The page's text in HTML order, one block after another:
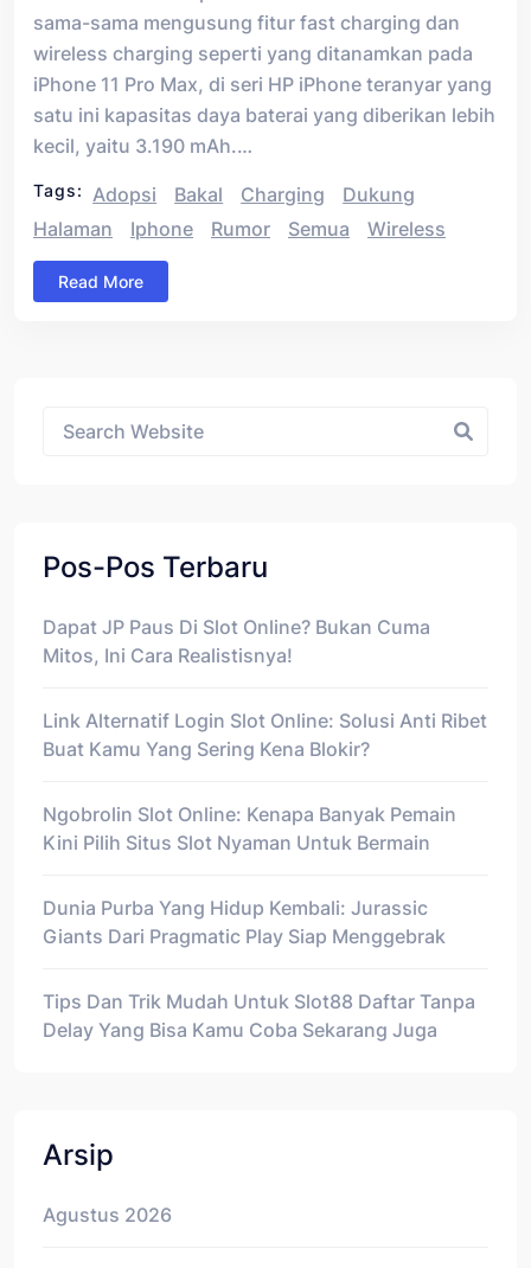
sama-sama mengusung fitur fast charging dan
wireless charging seperti yang ditanamkan pada
iPhone 11 Pro Max, di seri HP iPhone teranyar yang
satu ini kapasitas daya baterai yang diberikan lebih
kecil, yaitu 3.190 mAh.…
Tags: Adopsi Bakal Charging
Dukung
Halaman
Iphone Rumor Semua Wireless
Read More
Pos-Pos Terbaru
Dapat JP Paus Di Slot Online? Bukan Cuma
Mitos, Ini Cara Realistisnya!
Link Alternatif Login Slot Online: Solusi Anti Ribet
Buat Kamu Yang Sering Kena Blokir?
Ngobrolin Slot Online: Kenapa Banyak Pemain
Kini Pilih Situs Slot Nyaman Untuk Bermain
Dunia Purba Yang Hidup Kembali: Jurassic
Giants Dari Pragmatic Play Siap Menggebrak
Tips Dan Trik Mudah Untuk Slot88 Daftar Tanpa
Delay Yang Bisa Kamu Coba Sekarang Juga
Arsip
Agustus 2026